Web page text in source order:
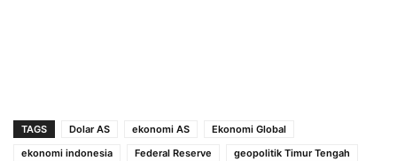
TAGS Dolar AS ekonomi AS
Ekonomi Global
ekonomi indonesia
Federal Reserve
geopolitik Timur Tengah